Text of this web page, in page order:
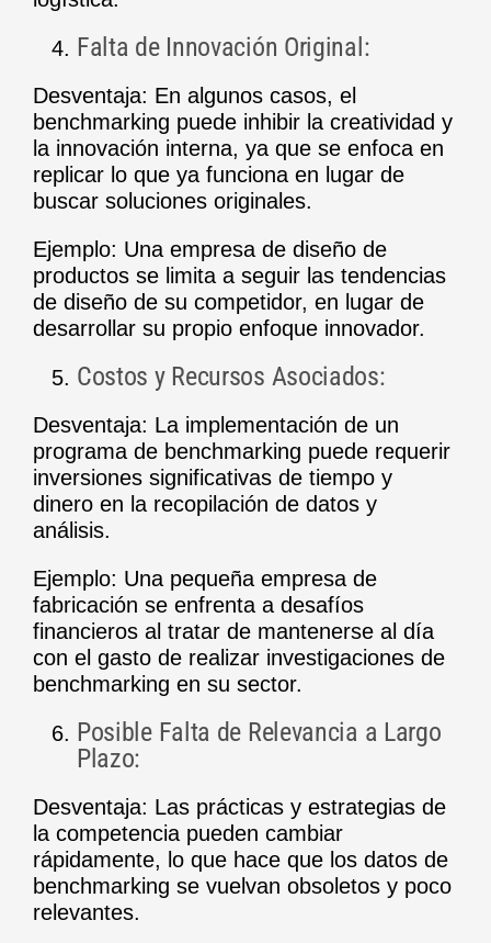
Falta de Innovación Original:
Desventaja: En algunos casos, el
benchmarking puede inhibir la creatividad y
la innovación interna, ya que se enfoca en
replicar lo que ya funciona en lugar de
buscar soluciones originales.
Ejemplo: Una empresa de diseño de
productos se limita a seguir las tendencias
de diseño de su competidor, en lugar de
desarrollar su propio enfoque innovador.
Costos y Recursos Asociados:
Desventaja: La implementación de un
programa de benchmarking puede requerir
inversiones significativas de tiempo y
dinero en la recopilación de datos y
análisis.
Ejemplo: Una pequeña empresa de
fabricación se enfrenta a desafíos
financieros al tratar de mantenerse al día
con el gasto de realizar investigaciones de
benchmarking en su sector.
Posible Falta de Relevancia a Largo
Plazo:
Desventaja: Las prácticas y estrategias de
la competencia pueden cambiar
rápidamente, lo que hace que los datos de
benchmarking se vuelvan obsoletos y poco
relevantes.